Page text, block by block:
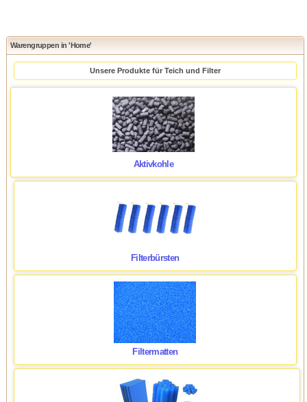
Warengruppen in 'Home'
Unsere Produkte für Teich und Filter
Aktivkohle
Filterbürsten
Filtermatten